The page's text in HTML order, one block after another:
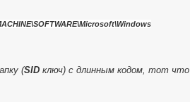
(SID ключ) с длинным кодом, тот что